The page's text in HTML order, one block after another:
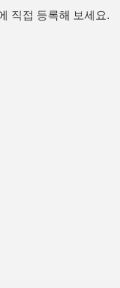
직접 등록해 보세요.